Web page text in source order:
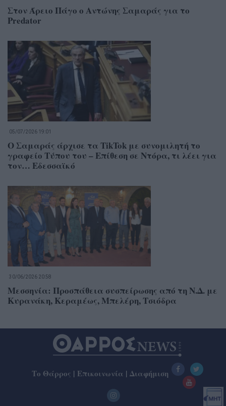
Στον Άρειο Πάγο ο Αντώνης Σαμαράς για το
Predator
05/07/2026 19:01
Ο Σαμαράς άρχισε τα TikTok με συνομιλητή το
γραφείο Τύπου του – Επίθεση σε Ντόρα, τι λέει για
τον… Εδεσσαϊκό
30/06/2026 20:58
Μεσσηνία: Προσπάθεια συσπείρωσης από τη Ν.Δ. με
Κυρανάκη, Κεραμέως, Μπελέρη, Τσιόδρα
Το Θάρρος | Επικοινωνία | Διαφήμιση